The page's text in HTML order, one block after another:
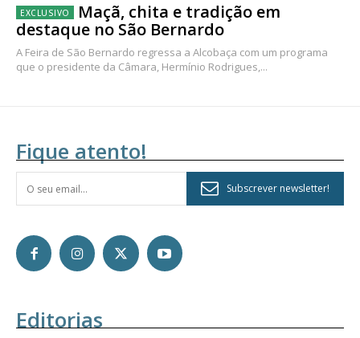
Maçã, chita e tradição em
destaque no São Bernardo
A Feira de São Bernardo regressa a Alcobaça com um programa
que o presidente da Câmara, Hermínio Rodrigues,...
Fique atento!
Subscrever newsletter!
Editorias